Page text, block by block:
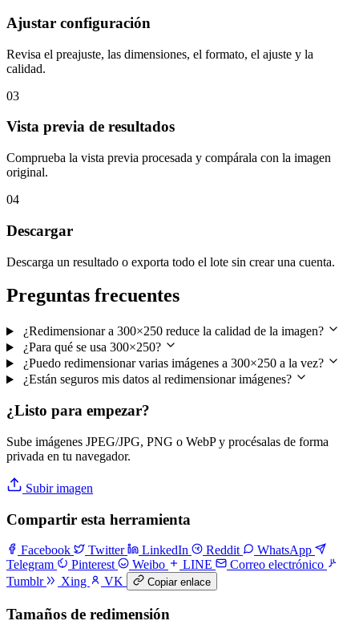
Ajustar configuración
Revisa el preajuste, las dimensiones, el formato, el ajuste y la
calidad.
03
Vista previa de resultados
Comprueba la vista previa procesada y compárala con la imagen
original.
04
Descargar
Descarga un resultado o exporta todo el lote sin crear una cuenta.
Preguntas frecuentes
¿Redimensionar a 300×250 reduce la calidad de la imagen?
¿Para qué se usa 300×250?
¿Puedo redimensionar varias imágenes a 300×250 a la vez?
¿Están seguros mis datos al redimensionar imágenes?
¿Listo para empezar?
Sube imágenes JPEG/JPG, PNG o WebP y procésalas de forma
privada en tu navegador.
Subir imagen
Compartir esta herramienta
Facebook Twitter LinkedIn Reddit
WhatsApp
Telegram
Pinterest Weibo LINE
Correo electrónico
Tumblr
Xing VK Copiar enlace
Tamaños de redimensión